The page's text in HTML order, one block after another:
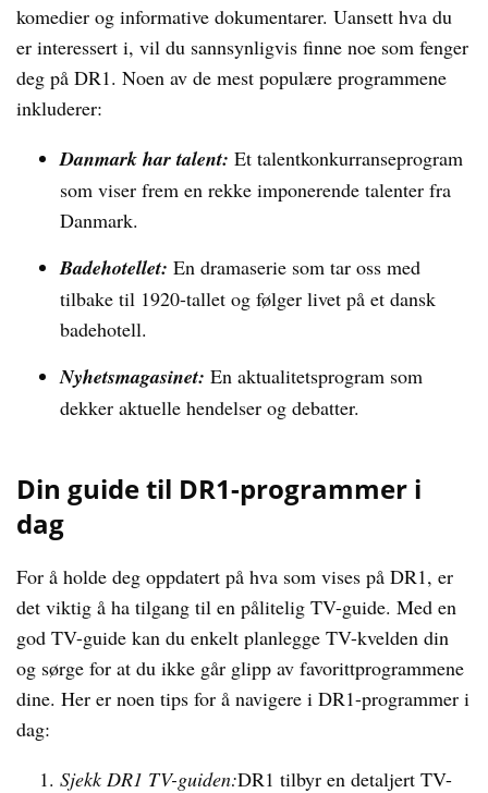
komedier og informative dokumentarer. Uansett hva du
er interessert i, vil du sannsynligvis finne noe som fenger
deg på DR1. Noen av de mest populære programmene
inkluderer:
Danmark har talent: Et talentkonkurranseprogram
som viser frem en rekke imponerende talenter fra
Danmark.
Badehotellet: En dramaserie som tar oss med
tilbake til 1920-tallet og følger livet på et dansk
badehotell.
Nyhetsmagasinet: En aktualitetsprogram som
dekker aktuelle hendelser og debatter.
Din guide til DR1-programmer i
dag
For å holde deg oppdatert på hva som vises på DR1, er
det viktig å ha tilgang til en pålitelig TV-guide. Med en
god TV-guide kan du enkelt planlegge TV-kvelden din
og sørge for at du ikke går glipp av favorittprogrammene
dine. Her er noen tips for å navigere i DR1-programmer i
dag:
Sjekk DR1 TV-guiden:DR1 tilbyr en detaljert TV-